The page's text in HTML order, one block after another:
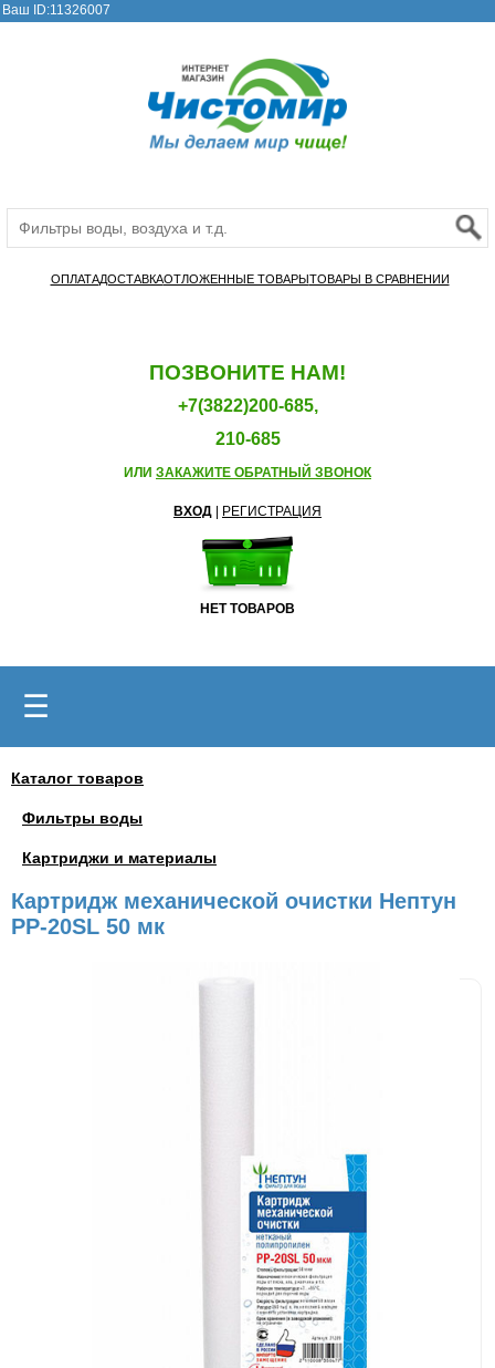
Ваш ID:11326007
ОПЛАТАДОСТАВКАОТЛОЖЕННЫЕ ТОВАРЫТОВАРЫ В СРАВНЕНИИ
ПОЗВОНИТЕ НАМ!
+7(3822)200-685,
210-685
ИЛИ ЗАКАЖИТЕ ОБРАТНЫЙ ЗВОНОК
ВХОД РЕГИСТРАЦИЯ
НЕТ ТОВАРОВ
☰
Каталог товаров
Фильтры воды
Картриджи и материалы
Картридж механической очистки Нептун
PP-20SL 50 мк